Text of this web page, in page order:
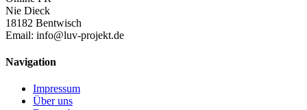
Nie Dieck
18182 Bentwisch
Email: info@luv-projekt.de
Navigation
Impressum
Über uns